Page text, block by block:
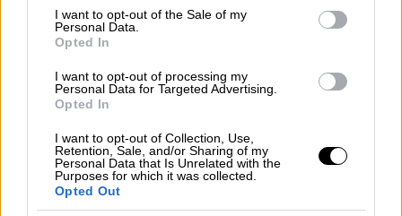
consent section.
I want to opt-out of the Sale of my
Personal Data.
Opted In
I want to opt-out of processing my
Personal Data for Targeted Advertising.
Opted In
I want to opt-out of Collection, Use,
Retention, Sale, and/or Sharing of my
Personal Data that Is Unrelated with the
Purposes for which it was collected.
Opted Out
βρεθούν αντιμέτωποι μεσημαντικά
υψηλότερα μισθώματα
προηγούμενα χρόνια.
ζητούμενα μισθώματα για κατοικίες έως
50 τ.μ.στα Δυτικά Προάστια εκτιμάται ότι
μεσοσταθμικά αυξήθηκαν κατά περίπου 8%
σε σχέση με το 2025, ενώ σε σύγκριση με το
2023 η συνολική αύξηση προσεγγίζει το 25%,